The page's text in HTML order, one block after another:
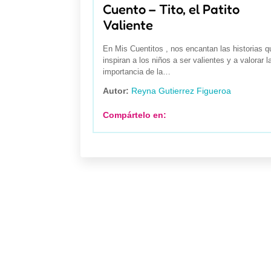
Cuento – Tito, el Patito
Valiente
En Mis Cuentitos , nos encantan las historias
inspiran a los niños a ser valientes y a valorar
importancia de la…
Autor: Reyna Gutierrez Figueroa
Compártelo en: